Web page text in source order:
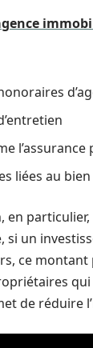
liées au bien
en
si un
ce
de réduire